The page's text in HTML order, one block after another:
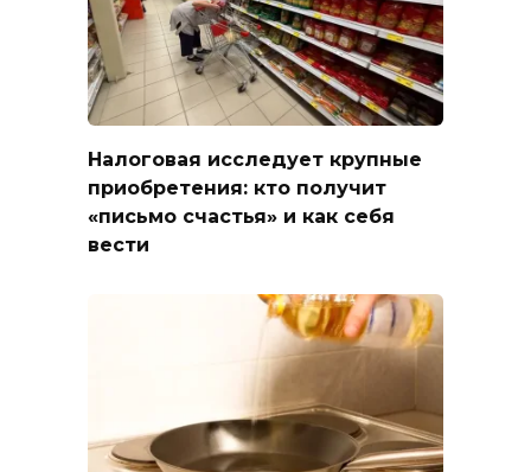
Налоговая исследует крупные
приобретения: кто получит
«письмо счастья» и как себя
вести